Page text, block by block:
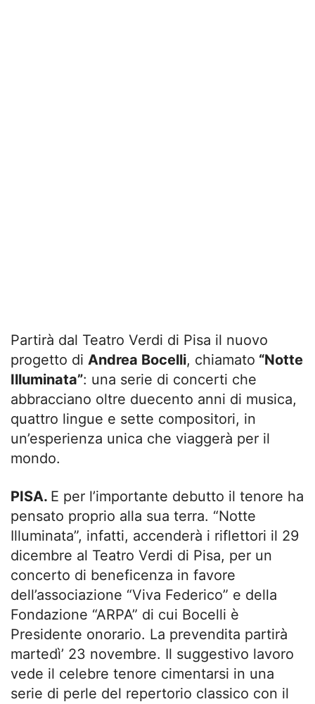
Partirà dal Teatro Verdi di Pisa il nuovo
progetto di Andrea Bocelli, chiamato “Notte
Illuminata”: una serie di concerti che
abbracciano oltre duecento anni di musica,
quattro lingue e sette compositori, in
un’esperienza unica che viaggerà per il
mondo.
PISA. E per l’importante debutto il tenore ha
pensato proprio alla sua terra. “Notte
Illuminata”, infatti, accenderà i riflettori il 29
dicembre al Teatro Verdi di Pisa, per un
concerto di beneficenza in favore
dell’associazione “Viva Federico” e della
Fondazione “ARPA” di cui Bocelli è
Presidente onorario. La prevendita partirà
martedì’ 23 novembre. Il suggestivo lavoro
vede il celebre tenore cimentarsi in una
serie di perle del repertorio classico con il